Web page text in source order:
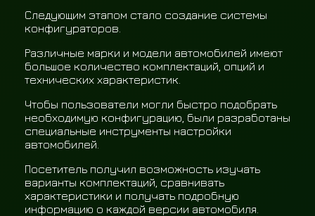
Следующим этапом стало создание системы
конфигураторов.
Различные марки и модели автомобилей имеют
большое количество комплектаций, опций и
технических характеристик.
Чтобы пользователи могли быстро подобрать
необходимую конфигурацию, были разработаны
специальные инструменты настройки
автомобилей.
Посетитель получил возможность изучать
варианты комплектаций, сравнивать
характеристики и получать подробную
информацию о каждой версии автомобиля.